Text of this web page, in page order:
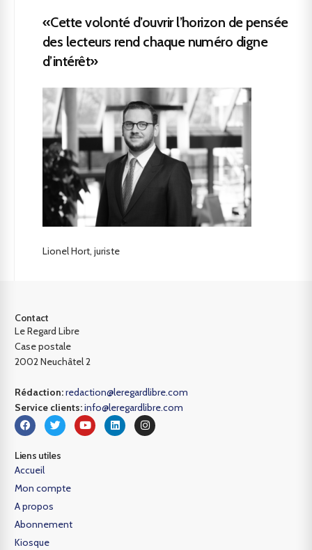
«Cette volonté d’ouvrir l’horizon de pensée
des lecteurs rend chaque numéro digne
d’intérêt»
Lionel Hort, juriste
Contact
Le Regard Libre
Case postale
2002 Neuchâtel 2
Rédaction:redaction@leregardlibre.com
Service clients:info@leregardlibre.com
Liens utiles
Accueil
Mon compte
A propos
Abonnement
Kiosque